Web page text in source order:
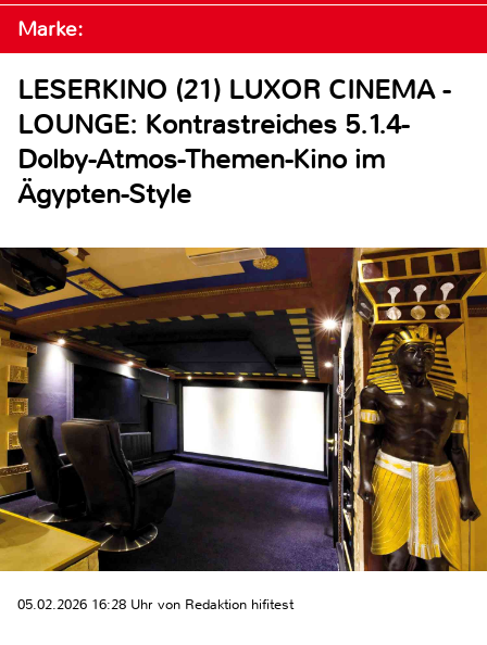
Marke:
LESERKINO (21) LUXOR CINEMA -
LOUNGE: Kontrastreiches 5.1.4-
Dolby-Atmos-Themen-Kino im
Ägypten-Style
05.02.2026 16:28 Uhr von Redaktion hifitest